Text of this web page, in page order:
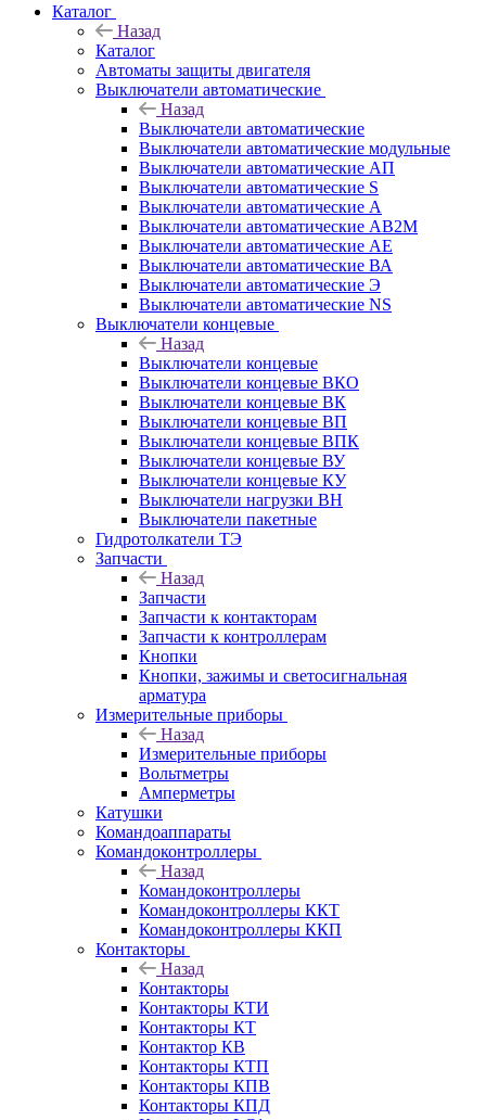
Каталог
Назад
Каталог
Автоматы защиты двигателя
Выключатели автоматические
Назад
Выключатели автоматические
Выключатели автоматические модульные
Выключатели автоматические АП
Выключатели автоматические S
Выключатели автоматические А
Выключатели автоматические АВ2М
Выключатели автоматические АЕ
Выключатели автоматические ВА
Выключатели автоматические Э
Выключатели автоматические NS
Выключатели концевые
Назад
Выключатели концевые
Выключатели концевые ВКО
Выключатели концевые ВК
Выключатели концевые ВП
Выключатели концевые ВПК
Выключатели концевые ВУ
Выключатели концевые КУ
Выключатели нагрузки ВН
Выключатели пакетные
Гидротолкатели ТЭ
Запчасти
Назад
Запчасти
Запчасти к контакторам
Запчасти к контроллерам
Кнопки
Кнопки, зажимы и светосигнальная
арматура
Измерительные приборы
Назад
Измерительные приборы
Вольтметры
Амперметры
Катушки
Командоаппараты
Командоконтроллеры
Назад
Командоконтроллеры
Командоконтроллеры ККТ
Командоконтроллеры ККП
Контакторы
Назад
Контакторы
Контакторы КТИ
Контакторы КТ
Контактор КВ
Контакторы КТП
Контакторы КПВ
Контакторы КПД